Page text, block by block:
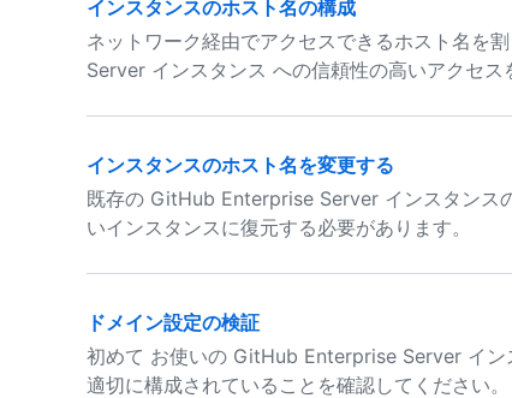
インスタンスのホスト名の構成
ネットワーク経由でアクセスできるホスト名を
Server インスタンス への信頼性の高いアクセス
インスタンスのホスト名を変更する
既存の GitHub Enterprise Server インスタンス
いインスタンスに復元する必要があります。
ドメイン設定の検証
初めて お使いの GitHub Enterprise Server イ
適切に構成されていることを確認してください。